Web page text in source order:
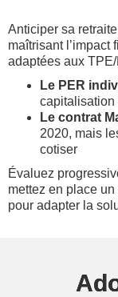
Anticiper sa
maîtrisant l’impact
adaptées aux
Le PER
capitalisation
Le contrat
2020, mais
cotiser
Évaluez
mettez en place
pour adapter la